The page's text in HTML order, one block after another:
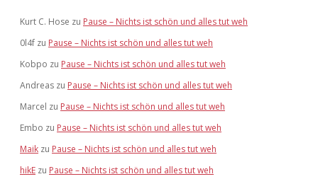
Kurt C. Hose zu Pause – Nichts ist schön und alles tut weh
0l4f zu Pause – Nichts ist schön und alles tut weh
Kobpo zu Pause – Nichts ist schön und alles tut weh
Andreas zu Pause – Nichts ist schön und alles tut weh
Marcel zu Pause – Nichts ist schön und alles tut weh
Embo zu Pause – Nichts ist schön und alles tut weh
Maik zu Pause – Nichts ist schön und alles tut weh
hikE zu Pause – Nichts ist schön und alles tut weh